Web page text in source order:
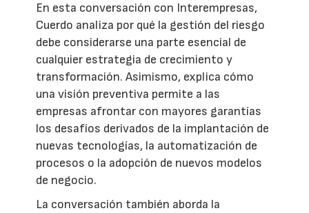
En esta conversación con Interempresas,
Cuerdo analiza por qué la gestión del riesgo
debe considerarse una parte esencial de
cualquier estrategia de crecimiento y
transformación. Asimismo, explica cómo
una visión preventiva permite a las
empresas afrontar con mayores garantías
los desafíos derivados de la implantación de
nuevas tecnologías, la automatización de
procesos o la adopción de nuevos modelos
de negocio.
La conversación también aborda la